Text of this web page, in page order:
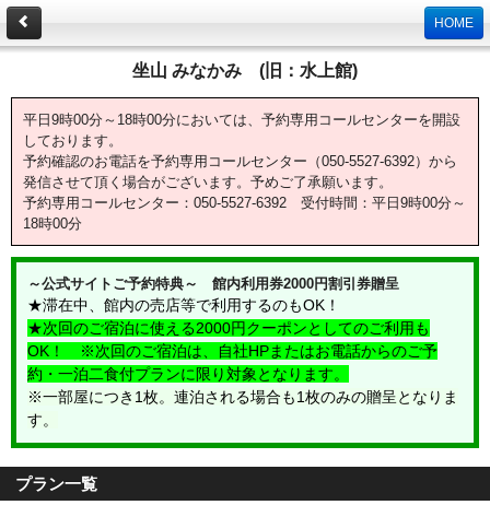
HOME
坐山 みなかみ (旧：水上館)
平日9時00分～18時00分においては、予約専用コールセンターを開設
しております。
予約確認のお電話を予約専用コールセンター（050-5527-6392）から
発信させて頂く場合がございます。予めご了承願います。
予約専用コールセンター：050-5527-6392 受付時間：平日9時00分～
18時00分
～公式サイトご予約特典～ 館内利用券2000円割引券贈呈
★滞在中、館内の売店等で利用するのもOK！
★次回のご宿泊に使える2000円クーポンとしてのご利用も
OK！ ※次回のご宿泊は、自社HPまたはお電話からのご予
約・一泊二食付プランに限り対象となります。
※一部屋につき1枚。連泊される場合も1枚のみの贈呈となりま
す。
プラン一覧